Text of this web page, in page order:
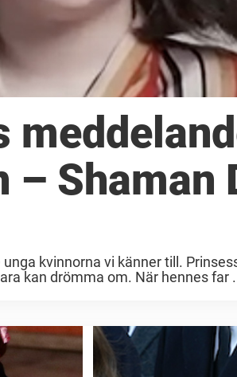
– Shaman
kvinnorna vi känner till.
kan drömma om. När hennes far